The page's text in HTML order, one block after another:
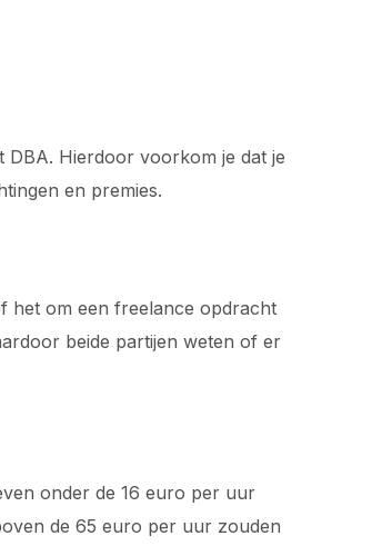
DBA. Hierdoor voorkom je dat je
en premies.
het om een freelance opdracht
beide partijen weten of er
onder de 16 euro per uur
de 65 euro per uur zouden